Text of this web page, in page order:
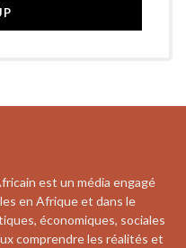
est un média engagé
en Afrique et dans le
économiques, sociales
comprendre les réalités et